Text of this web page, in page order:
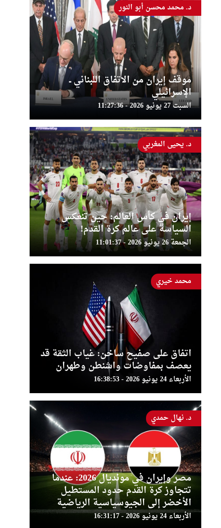
موقف إيران من الاتفاق اللبناني ــ
الإسرائيلي
السبت 27 يونيو 2026 - 11:27:36
د. محمد محسن أبو النور
إيران في كأس العالم: حين تنعكس
السياسة على عالم كرة القدم!
الجمعة 26 يونيو 2026 - 11:01:37
د. يحيى المغربي
اتفاق على صفيح ساخن: غياب الثقة قد
يعصف بمفاوضات واشنطن وطهران
الأربعاء 24 يونيو 2026 - 16:38:53
محمد خيري
مصر وإيران في مونديال 2026: عندما
تتجاوز كرة القدم حدود المستطيل
الأخضر إلى الجيوسياسية الرياضية
الأربعاء 24 يونيو 2026 - 16:31:17
د. نهال حمدي